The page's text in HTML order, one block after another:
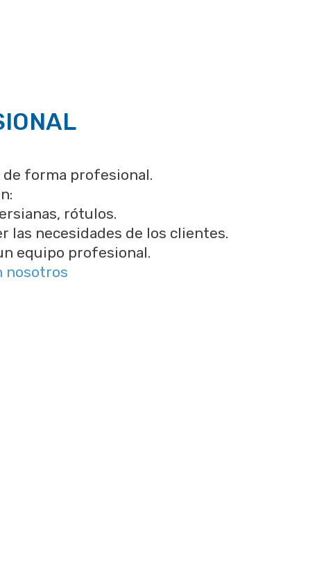
de forma profesional.
rótulos.
las necesidades de los clientes.
equipo profesional.
nosotros